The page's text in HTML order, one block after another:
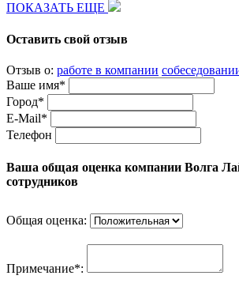
ПОКАЗАТЬ ЕЩЕ
Оставить свой отзыв
Отзыв о: работе в компании
Ваше имя*
Город*
E-Mail*
Телефон
Ваша общая оценка компании Волга
сотрудников
Общая оценка:
Примечание*: